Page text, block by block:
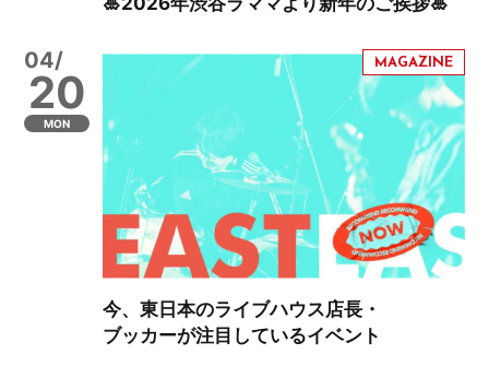
04/
20
MON
今、東日本のライブハウス店長・
ブッカーが注目しているイベント